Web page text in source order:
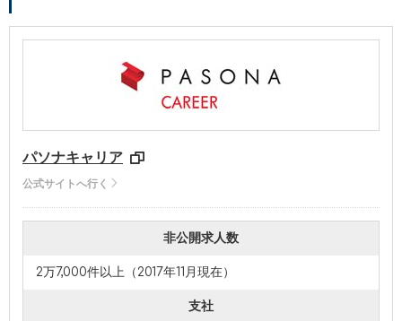
パソナキャリア
公式サイトへ行く
非公開求人数
2万7,000件以上（2017年11月現在）
支社